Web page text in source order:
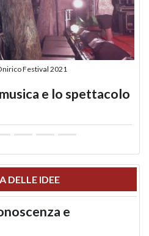
Festival 2021
e lo spettacolo
DELLE IDEE
e